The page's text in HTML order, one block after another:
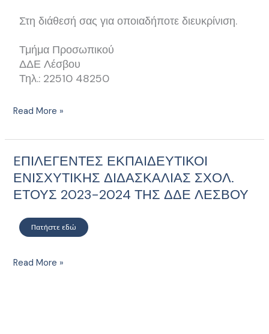
Στη διάθεσή σας για οποιαδήποτε διευκρίνιση.
Τμήμα Προσωπικού
ΔΔΕ Λέσβου
Τηλ.: 22510 48250
Read More »
EΠΙΛΕΓΕΝΤΕΣ ΕΚΠΑΙΔΕΥΤΙΚΟΙ
ΕΝΙΣΧΥΤΙΚΗΣ ΔΙΔΑΣΚΑΛΙΑΣ ΣΧΟΛ.
ΕΤΟΥΣ 2023-2024 ΤΗΣ ΔΔΕ ΛΕΣΒΟΥ
Πατήστε εδώ
EΠΙΛΕΓΕΝΤΕΣ
ΕΚΠΑΙΔΕΥΤΙΚΟΙ
ΕΝΙΣΧΥΤΙΚΗΣ
ΔΙΔΑΣΚΑΛΙΑΣ
ΣΧΟΛ.
ΕΤΟΥΣ
2024
Read More »